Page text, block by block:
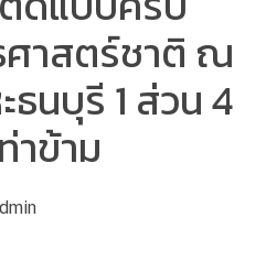
าสตร์ชาติ ณ
นบุรี 1 ส่วน 4
ข้าม